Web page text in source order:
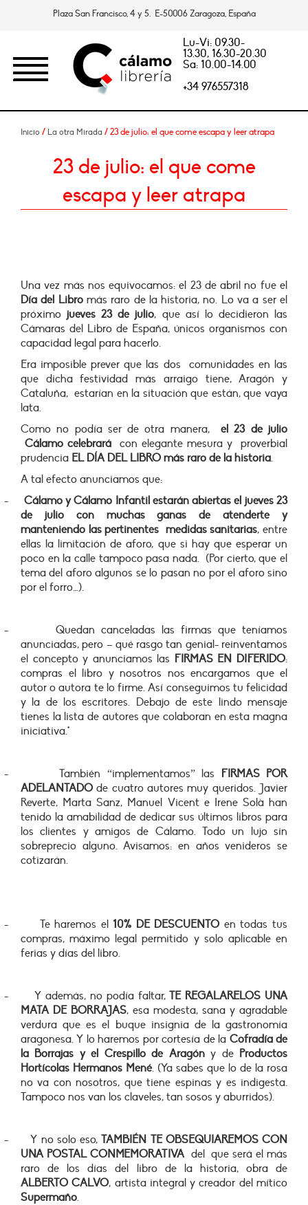
Plaza San Francisco, 4 y 5. E-50006 Zaragoza, España
Lu-Vi: 09.30-
13.30, 16.30-20.30
Sa: 10.00-14.00
+34 976557318
Inicio / La otra Mirada / 23 de julio: el que come escapa y leer atrapa
23 de julio: el que come
escapa y leer atrapa
Una vez más nos equivocamos: el 23 de abril no fue el
Día del Libromás raro de la historia, no. Lo va a ser el
próximojueves 23 de julio, que así lo decidieron las
Cámaras del Libro de España, únicos organismos con
capacidad legal para hacerlo.
Era imposible prever que las dos comunidades en las
que dicha festividad más arraigo tiene, Aragón y
Cataluña, estarían en la situación que están, que vaya
lata.
Como no podía ser de otra manera,el 23 de julio
Cálamo celebrará con elegante mesura y proverbial
prudencia EL DÍA DEL LIBRO más raro de la historia.
A tal efecto anunciamos que:
-
Cálamo y Cálamo Infantil estarán abiertas el jueves 23
de julio con muchas ganas de atenderte y
manteniendo las pertinentes medidas sanitarias, entre
ellas la limitación de aforo, que si hay que esperar un
poco en la calle tampoco pasa nada. (Por cierto, que el
tema del aforo algunos se lo pasan no por el aforo sino
por el forro…).
-
Quedan canceladas las firmas que teníamos
anunciadas, pero – qué rasgo tan genial- reinventamos
el concepto y anunciamos las FIRMAS EN DIFERIDO:
compras el libro y nosotros nos encargamos que el
autor o autora te lo firme. Así conseguimos tu felicidad
y la de los escritores. Debajo de este lindo mensaje
tienes la lista de autores que colaboran en esta magna
iniciativa.*
- También “implementamos” las FIRMAS POR
ADELANTADO de cuatro autores muy queridos. Javier
Reverte, Marta Sanz, Manuel Vicent e Irene Solà han
tenido la amabilidad de dedicar sus últimos libros para
los clientes y amigos de Cálamo. Todo un lujo sin
sobreprecio alguno. Avisamos: en años venideros se
cotizarán.
- Te haremos el10% DE DESCUENTO en todas tus
compras, máximo legal permitido y solo aplicable en
ferias y días del libro.
- Y además, no podía faltar,TE REGALARELOS UNA
MATA DE BORRAJAS, esa modesta, sana y agradable
verdura que es el buque insignia de la gastronomía
aragonesa. Y lo haremos por cortesía de la Cofradía de
la Borrajas y el Crespillo de Aragóny de Productos
Hortícolas Hermanos Mené. (Ya sabes que lo de la rosa
no va con nosotros, que tiene espinas y es indigesta.
Tampoco nos van los claveles, tan sosos y aburridos).
- Y no solo eso,TAMBIÉN TE OBSEQUIAREMOS CON
UNA POSTAL CONMEMORATIVAdel que será el más
raro de los días del libro de la historia, obra de
ALBERTO CALVO, artista integral y creador del mítico
Supermaño.